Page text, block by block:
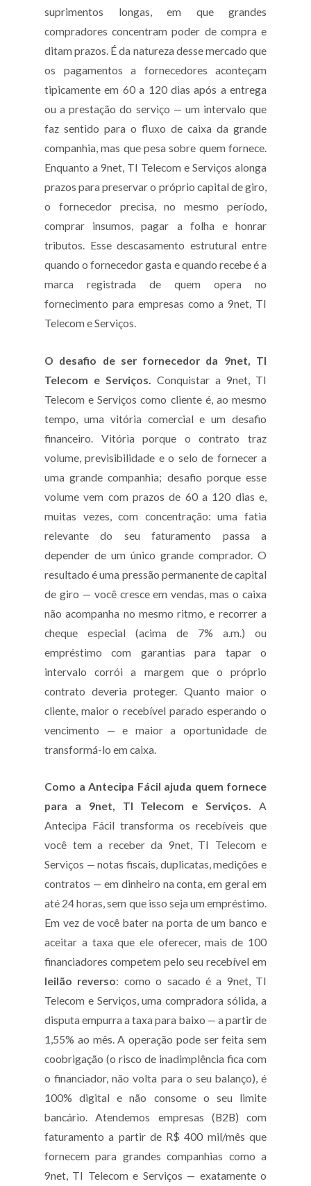
suprimentos longas, em que grandes
compradores concentram poder de compra e
ditam prazos. É da natureza desse mercado que
os pagamentos a fornecedores aconteçam
tipicamente em 60 a 120 dias após a entrega
ou a prestação do serviço — um intervalo que
faz sentido para o fluxo de caixa da grande
companhia, mas que pesa sobre quem fornece.
Enquanto a 9net, TI Telecom e Serviços alonga
prazos para preservar o próprio capital de giro,
o fornecedor precisa, no mesmo período,
comprar insumos, pagar a folha e honrar
tributos. Esse descasamento estrutural entre
quando o fornecedor gasta e quando recebe é a
marca registrada de quem opera no
fornecimento para empresas como a 9net, TI
Telecom e Serviços.
O desafio de ser fornecedor da 9net, TI
Telecom e Serviços. Conquistar a 9net, TI
Telecom e Serviços como cliente é, ao mesmo
tempo, uma vitória comercial e um desafio
financeiro. Vitória porque o contrato traz
volume, previsibilidade e o selo de fornecer a
uma grande companhia; desafio porque esse
volume vem com prazos de 60 a 120 dias e,
muitas vezes, com concentração: uma fatia
relevante do seu faturamento passa a
depender de um único grande comprador. O
resultado é uma pressão permanente de capital
de giro — você cresce em vendas, mas o caixa
não acompanha no mesmo ritmo, e recorrer a
cheque especial (acima de 7% a.m.) ou
empréstimo com garantias para tapar o
intervalo corrói a margem que o próprio
contrato deveria proteger. Quanto maior o
cliente, maior o recebível parado esperando o
vencimento — e maior a oportunidade de
transformá-lo em caixa.
Como a Antecipa Fácil ajuda quem fornece
para a 9net, TI Telecom e Serviços. A
Antecipa Fácil transforma os recebíveis que
você tem a receber da 9net, TI Telecom e
Serviços — notas fiscais, duplicatas, medições e
contratos — em dinheiro na conta, em geral em
até 24 horas, sem que isso seja um empréstimo.
Em vez de você bater na porta de um banco e
aceitar a taxa que ele oferecer, mais de 100
financiadores competem pelo seu recebível em
leilão reverso: como o sacado é a 9net, TI
Telecom e Serviços, uma compradora sólida, a
disputa empurra a taxa para baixo — a partir de
1,55% ao mês. A operação pode ser feita sem
coobrigação (o risco de inadimplência fica com
o financiador, não volta para o seu balanço), é
100% digital e não consome o seu limite
bancário. Atendemos empresas (B2B) com
faturamento a partir de R$ 400 mil/mês que
fornecem para grandes companhias como a
9net, TI Telecom e Serviços — exatamente o